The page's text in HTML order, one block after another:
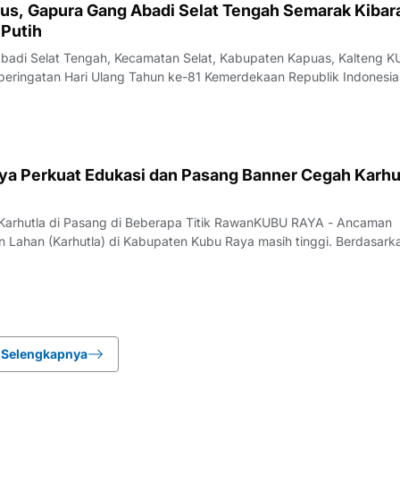
Gapura Gang Abadi Selat Tengah Semarak
Selat Tengah, Kecamatan Selat, Kabupaten Kapuas, Kalteng
Hari Ulang Tahun ke-81 Kemerdekaan Republik
Tengah, Kecamatan Selat, Kabupaten Kapuas. Warga RT 21/RW
Perkuat Edukasi dan Pasang Banner Cegah
di Pasang di Beberapa Titik RawanKUBU RAYA - Ancaman
Lahan (Karhutla) di Kabupaten Kubu Raya masih tinggi.
Kuning, puluhan titik panas terdeteksi di sejumlah wilayah.
Selengkapnya